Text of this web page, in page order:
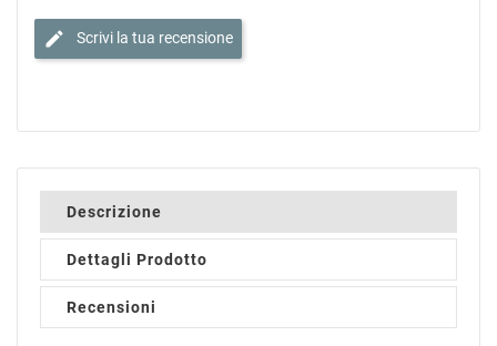
edit Scrivi la tua recensione
Descrizione
Dettagli Prodotto
Recensioni